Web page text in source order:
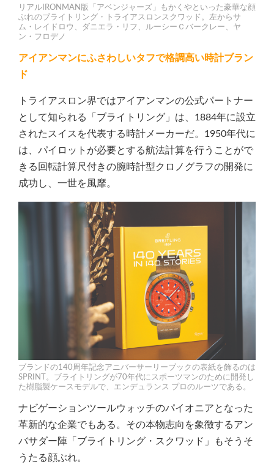
リアルIRONMAN版「アベンジャーズ」もかくやといった豪華な顔
ぶれのブライトリング・トライアスロンスクワッド。左からサ
ム・レイドロウ、ダニエラ・リフ、ルーシーＣバークレー、ヤ
ン・フロデノ
アイアンマンにふさわしいタフで格調高い時計ブラン
ド
トライアスロン界ではアイアンマンの公式パートナー
として知られる「ブライトリング」は、1884年に設立
されたスイスを代表する時計メーカーだ。1950年代に
は、パイロットが必要とする航法計算を行うことがで
きる回転計算尺付きの腕時計型クロノグラフの開発に
成功し、一世を風靡。
ブランドの140周年記念アニバーサーリーブックの表紙を飾るのは
SPRINT。ブライトリングが70年代にスポーツマンのために開発し
た樹脂製ケースモデルで、エンデュランス プロのルーツである。
ナビゲーションツールウォッチのパイオニアとなった
革新的な企業でもある。その本物志向を象徴するアン
バサダー陣「ブライトリング・スクワッド」もそうそ
うたる顔ぶれ。